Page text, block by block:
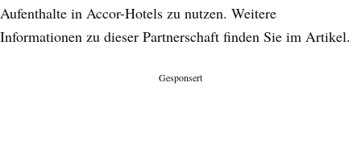
Aufenthalte in Accor-Hotels zu nutzen. Weitere
Informationen zu dieser Partnerschaft finden Sie im Artikel.
Gesponsert